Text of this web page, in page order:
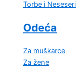
Torbe i Neseseri
Odeća
Za muškarce
Za žene